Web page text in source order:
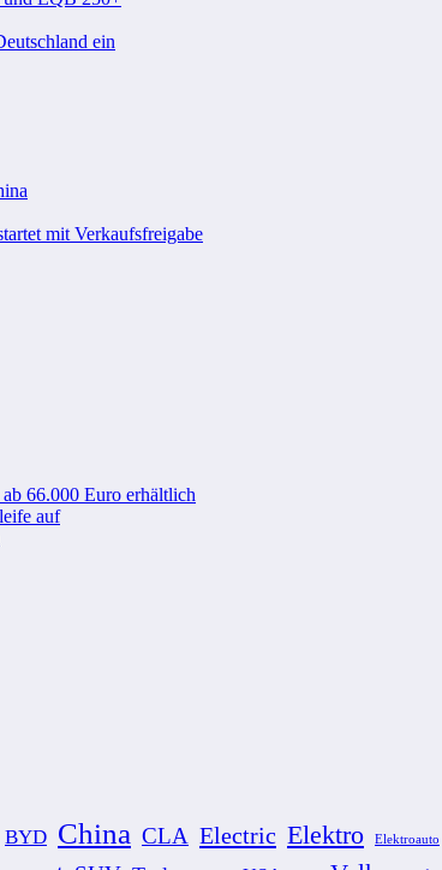
ein
mit Verkaufsfreigabe
66.000 Euro erhältlich
auf
BYD China CLA Electric Elektro Elektroauto